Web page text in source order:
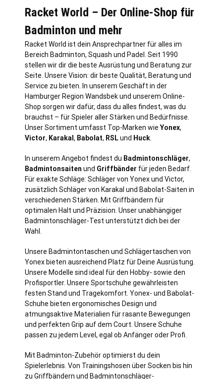
Racket World – Der Online-Shop für
Badminton und mehr
Racket World ist dein Ansprechpartner für alles im
Bereich Badminton, Squash und Padel. Seit 1990
stellen wir dir die beste Ausrüstung und Beratung zur
Seite. Unsere Vision: dir beste Qualität, Beratung und
Service zu bieten. In unserem Geschäft in der
Hamburger Region Wandsbek und unserem Online-
Shop sorgen wir dafür, dass du alles findest, was du
brauchst – für Spieler aller Stärken und Bedürfnisse.
Unser Sortiment umfasst Top-Marken wie Yonex,
Victor, Karakal , Babolat, RSLund Huck
In unserem Angebot findest du Badmintonschläger,
Badmintonsaiten und Griffbänder für jeden Bedarf.
Für exakte Schläge: Schläger von Yonex und Victor,
zusätzlich Schläger von Karakal und Babolat-Saiten in
verschiedenen Stärken. Mit Griffbändern für
optimalen Halt und Präzision. Unser unabhängiger
Badmintonschläger-Test unterstützt dich bei der
Wahl.
Unsere Badmintontaschen und Schlägertaschen von
Yonex bieten ausreichend Platz für Deine Ausrüstung.
Unsere Modelle sind ideal für den Hobby- sowie den
Profisportler. Unsere Sportschuhe gewährleisten
festen Stand und Tragekomfort. Yonex- und Babolat-
Schuhe bieten ergonomisches Design und
atmungsaktive Materialien für rasante Bewegungen
und perfekten Grip auf dem Court. Unsere Schuhe
passen zu jedem Level, egal ob Anfänger oder Profi.
Mit Badminton-Zubehör optimierst du dein
Spielerlebnis. Von Trainingshosen über Socken bis hin
zu Griffbändern und Badmintonschläger-